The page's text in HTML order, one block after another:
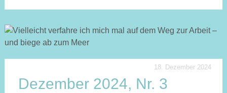
18. Dezember 2024
Dezember 2024, Nr. 3